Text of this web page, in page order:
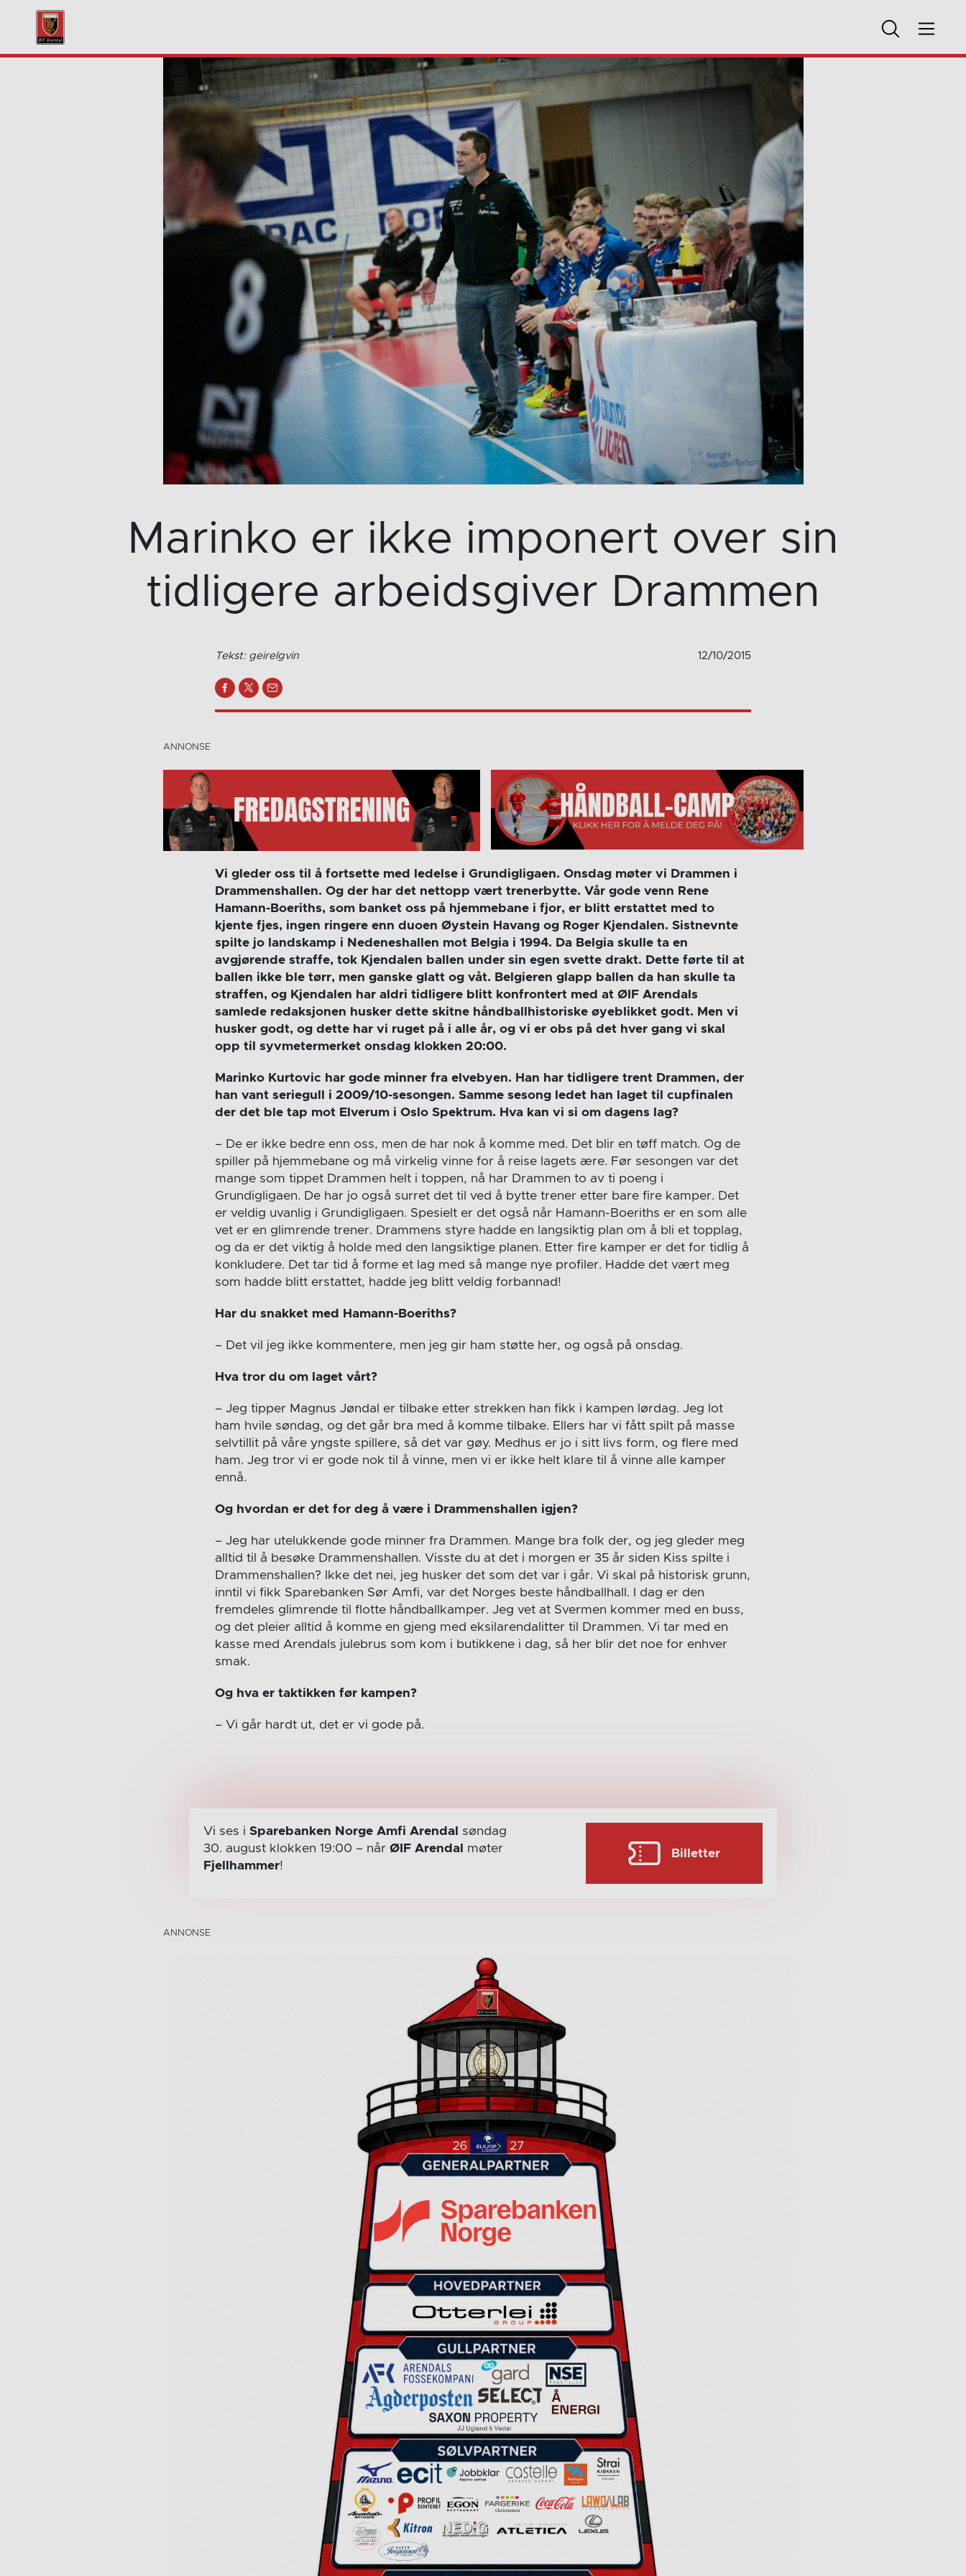
Marinko er ikke imponert over sin
tidligere arbeidsgiver Drammen
Tekst: geirelgvin 12/10/2015
Vi gleder oss til å fortsette med ledelse i Grundigligaen. Onsdag møter vi Drammen i
Drammenshallen. Og der har det nettopp vært trenerbytte. Vår gode venn Rene
Hamann-Boeriths, som banket oss på hjemmebane i fjor, er blitt erstattet med to
kjente fjes, ingen ringere enn duoen Øystein Havang og Roger Kjendalen. Sistnevnte
spilte jo landskamp i Nedeneshallen mot Belgia i 1994. Da Belgia skulle ta en
avgjørende straffe, tok Kjendalen ballen under sin egen svette drakt. Dette førte til at
ballen ikke ble tørr, men ganske glatt og våt. Belgieren glapp ballen da han skulle ta
straffen, og Kjendalen har aldri tidligere blitt konfrontert med at ØIF Arendals
samlede redaksjonen husker dette skitne håndballhistoriske øyeblikket godt. Men vi
husker godt, og dette har vi ruget på i alle år, og vi er obs på det hver gang vi skal
opp til syvmetermerket onsdag klokken 20:00.
Marinko Kurtovic har gode minner fra elvebyen. Han har tidligere trent Drammen, der
han vant seriegull i 2009/10-sesongen. Samme sesong ledet han laget til cupfinalen
der det ble tap mot Elverum i Oslo Spektrum. Hva kan vi si om dagens lag?
– De er ikke bedre enn oss, men de har nok å komme med. Det blir en tøff match. Og de
spiller på hjemmebane og må virkelig vinne for å reise lagets ære. Før sesongen var det
mange som tippet Drammen helt i toppen, nå har Drammen to av ti poeng i
Grundigligaen. De har jo også surret det til ved å bytte trener etter bare fire kamper. Det
er veldig uvanlig i Grundigligaen. Spesielt er det også når Hamann-Boeriths er en som alle
vet er en glimrende trener. Drammens styre hadde en langsiktig plan om å bli et topplag,
og da er det viktig å holde med den langsiktige planen. Etter fire kamper er det for tidlig å
konkludere. Det tar tid å forme et lag med så mange nye profiler. Hadde det vært meg
som hadde blitt erstattet, hadde jeg blitt veldig forbannad!
Har du snakket med Hamann-Boeriths?
– Det vil jeg ikke kommentere, men jeg gir ham støtte her, og også på onsdag.
Hva tror du om laget vårt?
– Jeg tipper Magnus Jøndal er tilbake etter strekken han fikk i kampen lørdag. Jeg lot
ham hvile søndag, og det går bra med å komme tilbake. Ellers har vi fått spilt på masse
selvtillit på våre yngste spillere, så det var gøy. Medhus er jo i sitt livs form, og flere med
ham. Jeg tror vi er gode nok til å vinne, men vi er ikke helt klare til å vinne alle kamper
ennå.
Og hvordan er det for deg å være i Drammenshallen igjen?
– Jeg har utelukkende gode minner fra Drammen. Mange bra folk der, og jeg gleder meg
alltid til å besøke Drammenshallen. Visste du at det i morgen er 35 år siden Kiss spilte i
Drammenshallen? Ikke det nei, jeg husker det som det var i går. Vi skal på historisk grunn,
inntil vi fikk Sparebanken Sør Amfi, var det Norges beste håndballhall. I dag er den
fremdeles glimrende til flotte håndballkamper. Jeg vet at Svermen kommer med en buss,
og det pleier alltid å komme en gjeng med eksilarendalitter til Drammen. Vi tar med en
kasse med Arendals julebrus som kom i butikkene i dag, så her blir det noe for enhver
smak.
Og hva er taktikken før kampen?
– Vi går hardt ut, det er vi gode på.
Vi ses i Sparebanken Norge Amfi Arendal
søndag
30. august klokken 19:00 – når ØIF Arendal
møter
Fjellhammer!
Billetter